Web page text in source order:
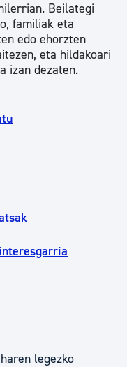
Beilategi
familiak eta
edo ehorzten
eta hildakoari
izan dezaten.
legezko